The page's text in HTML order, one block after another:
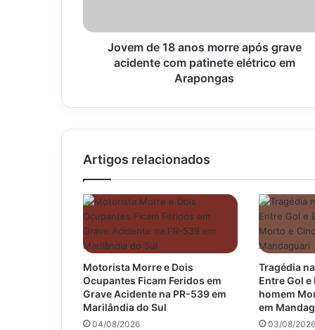
com
patinete
elétrico
Jovem de 18 anos morre após grave
acidente com patinete elétrico em
Arapongas
Artigos relacionados
Motorista Morre e Dois
Ocupantes Ficam Feridos em
Grave Acidente na PR-539 em
Marilândia do Sul
04/08/2026
Tragédia
Entre Gol e
homem
em
03/08/2026